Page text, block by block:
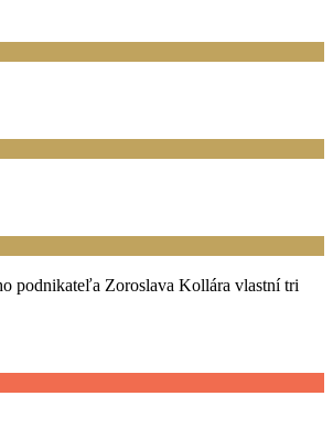
podnikateľa Zoroslava Kollára vlastní tri